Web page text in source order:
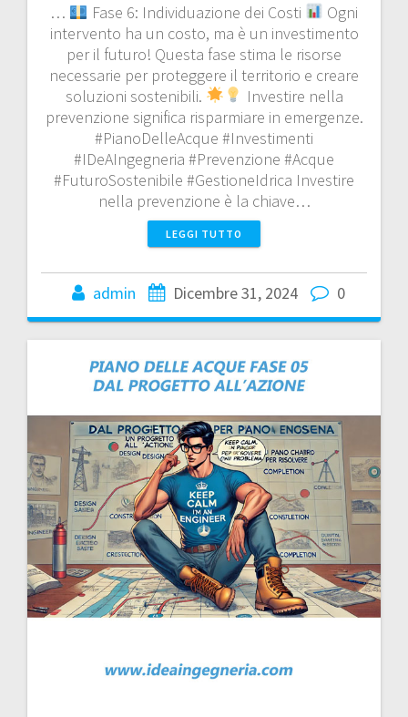
… Fase 6: Individuazione dei Costi
Ogni
intervento ha un costo, ma è un investimento
per il futuro! Questa fase stima le risorse
necessarie per proteggere il territorio e creare
soluzioni sostenibili.
Investire nella
prevenzione significa risparmiare in emergenze.
#PianoDelleAcque #Investimenti
#IDeAIngegneria #Prevenzione #Acque
#FuturoSostenibile #GestioneIdrica Investire
nella prevenzione è la chiave…
LEGGI TUTTO
admin Dicembre 31, 2024 0